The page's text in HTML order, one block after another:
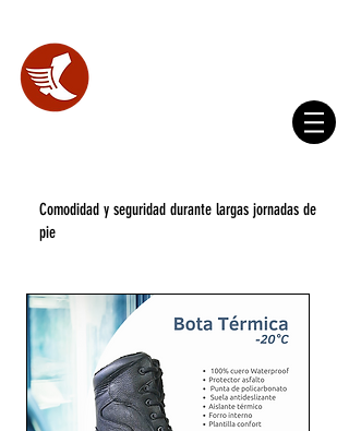
Comodidad y seguridad durante largas jornadas de
pie